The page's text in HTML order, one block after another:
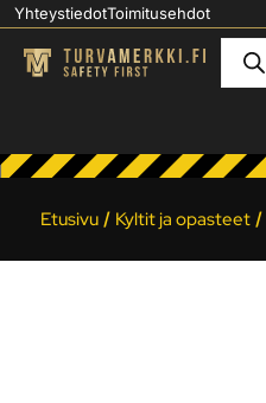
YhteystiedotToimitusehdot
Etusivu/ Kyltit ja opasteet/